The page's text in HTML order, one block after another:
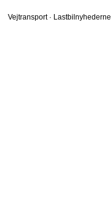
Vejtransport · Lastbilnyhederne